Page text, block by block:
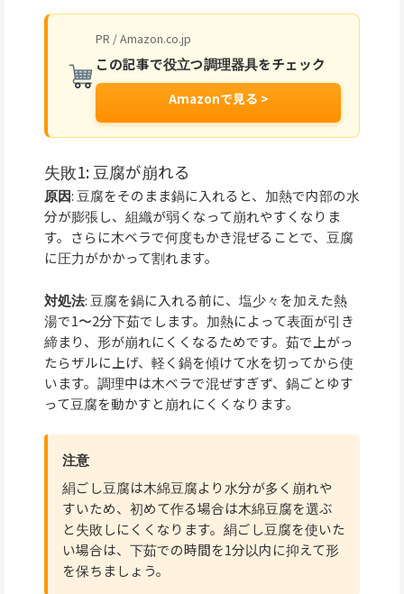
PR / Amazon.co.jp
この記事で役立つ調理器具をチェック
Amazonで見る >
失敗1: 豆腐が崩れる
原因: 豆腐をそのまま鍋に入れると、加熱で内部の水
分が膨張し、組織が弱くなって崩れやすくなりま
す。さらに木ベラで何度もかき混ぜることで、豆腐
に圧力がかかって割れます。
対処法: 豆腐を鍋に入れる前に、塩少々を加えた熱
湯で1〜2分下茹でします。加熱によって表面が引き
締まり、形が崩れにくくなるためです。茹で上がっ
たらザルに上げ、軽く鍋を傾けて水を切ってから使
います。調理中は木ベラで混ぜすぎず、鍋ごとゆす
って豆腐を動かすと崩れにくくなります。
注意
絹ごし豆腐は木綿豆腐より水分が多く崩れや
すいため、初めて作る場合は木綿豆腐を選ぶ
と失敗しにくくなります。絹ごし豆腐を使いた
い場合は、下茹での時間を1分以内に抑えて形
を保ちましょう。